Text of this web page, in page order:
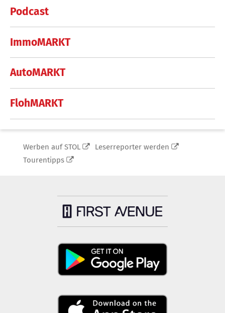
Podcast
ImmoMARKT
AutoMARKT
FlohMARKT
Werben auf STOL
Leserreporter werden
Tourentipps